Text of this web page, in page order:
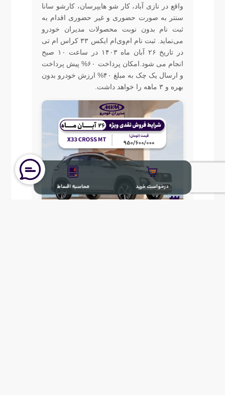
واقع در نازی آباد، کار شو هایپرسان، کارشو سانا
سنتر به صورت حضوری و غیر حضوری اقدام به
ثبت نام بدون نوبت محصولات مدیران خودرو
می‌نماید. ثبت نام ام‌وی‌ام ایکس ۳۳ کراس ام تی
در تاریخ ۲۶ آبان ماه ۱۴۰۳ در ساعت ۱۰ صبح
انجام می شود.امکان پرداخت ۶۰% پیش پرداخت
و ارسال یک چک به مبلغ ۴۰% ارزش خودرو بدون
بهره و ۳ ماهه را خواهد داشت.
درخواست خرید محاسبه اقساط